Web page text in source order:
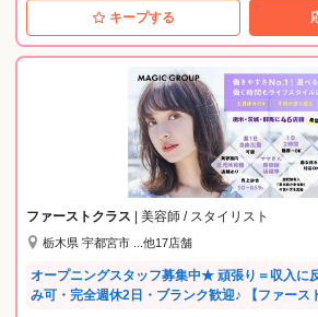
026年 2店舗 ▶︎ 2026年3月 KAHALA宇都宮 オープン！ 【積極募集エ
リア】 ・栃木エリア（小山・栃木・自治医大・
矢板・烏山・足利） ・茨城エリア （筑西・
（みどり・館林） （その他、全46店舗で同時募集中！） --弊
る理由-- ★ライフスタイルに合わせた働き方を
時退勤など短時間勤務も相談可 ・週1日〜／土
供の行事休みなど休日も自由 ・朝礼／残業一切
み対応や託児所完備（保育士常駐）など子育て支援も充実
が幅広く活躍中★ ・40代以上の採用も積極的 ・
心！営業時間内に研修あり ・パパママ美容師が多
ことが可能です！ ・ミルボン、プジョリ、イル
な商材を揃えています。
キープする
ファーストクラス | 美容師 / スタイリスト
栃木県 宇都宮市 ...他17店舗
オープニングスタッフ募集中★ 頑張り＝収入に
み可・完全週休2日・ブランク歓迎♪ 【ファース